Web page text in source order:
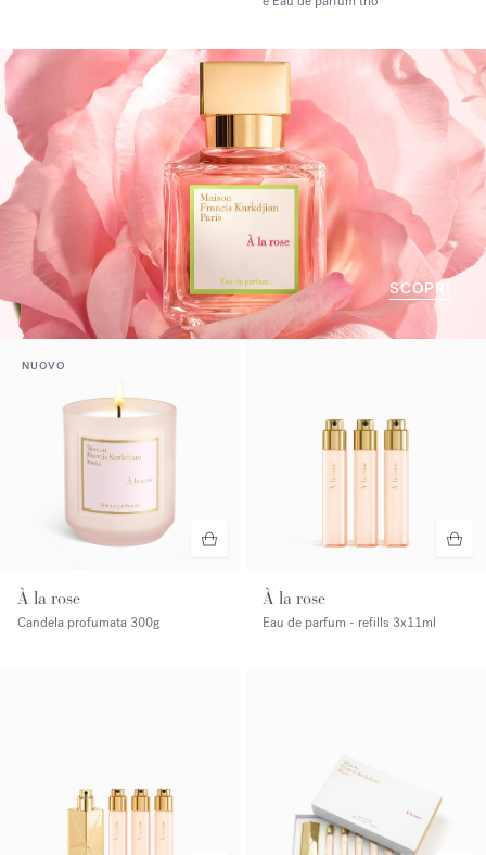
SCOPRI
NUOVO
À la rose
Candela profumata 300g
À la rose
Eau de parfum - refills 3x11ml